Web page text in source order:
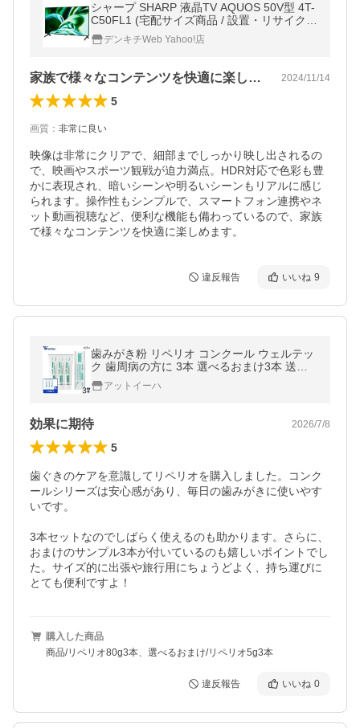
シャープ SHARP 液晶TV AQUOS 50V型 4T-
C50FL1 (宅配サイズ商品 / 設置・リサイクル
希望の場合は別途料金および配達日・時間指
定不可)〈4TC50FL1〉
デンキチWeb Yahoo!店
家族で様々なコンテンツを快適に楽しめます 2024/11/14
5
画質 ： 非常に良い
映像は非常にクリアで、細部までしっかり映し出されるの
で、映画やスポーツ観戦が迫力満点。HDR対応で色彩も豊
かに表現され、暗いシーンや明るいシーンもリアルに感じ
られます。操作性もシンプルで、スマートフォン連携やネ
ット動画視聴など、便利な機能も備わっているので、家族
で様々なコンテンツを快適に楽しめます。
違反報告 いいね 9
歯みがき粉 リペリオ コンクール ウェルテッ
ク 歯周病の方に 3本 選べるおまけ3本 送料
無料アットイーハ
効果に期待 2026/7/8
5
歯ぐきのケアを意識してリペリオを購入しました。コンク
ールシリーズは安心感があり、毎日の歯みがきに使いやす
いです。
3本セットなのでしばらく使えるのも助かります。さらに、
おまけのサンプル3本が付いているのも嬉しいポイントでし
た。サイズ的に出張や旅行用にちょうどよく、持ち運びに
とても便利ですよ！
購入した商品
商品/リペリオ80g3本、選べるおまけ/リペリオ5g3本
違反報告 いいね 0